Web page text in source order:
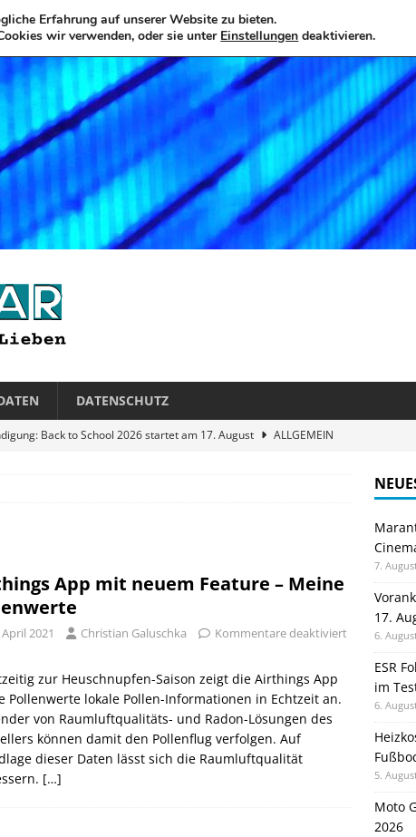
DATENSCHUTZ
Back to School 2026 startet am 17. August
ALLGEMEIN
im Test: Mein Begleiter für Wacken 2026
TELEFON
App mit neuem Feature – Meine
April 2021 Christian Galuschka Kommentare deaktiviert
zur Heuschnupfen-Saison zeigt die Airthings App
Pollenwerte lokale Pollen-Informationen in Echtzeit an.
von Raumluftqualitäts- und Radon-Lösungen des
können damit den Pollenflug verfolgen. Auf
dieser Daten lässt sich die Raumluftqualität
[…]
7.
17.
6.
ESR
im
6.
5.
Moto
2026
Erfahrung auf unserer Website zu bieten.
wir verwenden, oder sie unter Einstellungen deaktivieren.